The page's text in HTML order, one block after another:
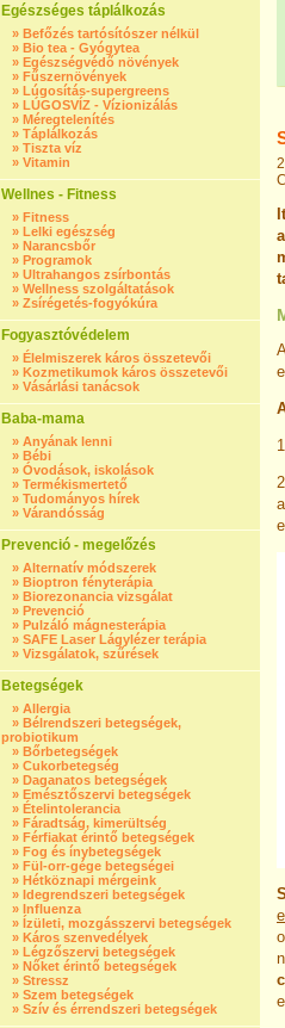
Egészséges táplálkozás
» Befőzés tartósítószer nélkül
» Bio tea - Gyógytea
» Egészségvédő növények
» Fűszernövények
» Lúgosítás-supergreens
» LÚGOSVÍZ - Vízionizálás
» Méregtelenítés
» Táplálkozás
» Tiszta víz
» Vitamin
Wellnes - Fitness
» Fitness
» Lelki egészség
» Narancsbőr
» Programok
» Ultrahangos zsírbontás
» Wellness szolgáltatások
» Zsírégetés-fogyókúra
Fogyasztóvédelem
» Élelmiszerek káros összetevői
» Kozmetikumok káros összetevői
» Vásárlási tanácsok
Baba-mama
» Anyának lenni
» Bébi
» Óvodások, iskolások
» Termékismertető
» Tudományos hírek
» Várandósság
Prevenció - megelőzés
» Alternatív módszerek
» Bioptron fényterápia
» Biorezonancia vizsgálat
» Prevenció
» Pulzáló mágnesterápia
» SAFE Laser Lágylézer terápia
» Vizsgálatok, szűrések
Betegségek
» Allergia
» Bélrendszeri betegségek,
probiotikum
» Bőrbetegségek
» Cukorbetegség
» Daganatos betegségek
» Emésztőszervi betegségek
» Ételintolerancia
» Fáradtság, kimerültség
» Férfiakat érintő betegségek
» Fog és ínybetegségek
» Fül-orr-gége betegségei
» Hétköznapi mérgeink
» Idegrendszeri betegségek
» Influenza
» Ízületi, mozgásszervi betegségek
» Káros szenvedélyek
» Légzőszervi betegségek
» Nőket érintő betegségek
» Stressz
» Szem betegségek
» Szív és érrendszeri betegségek